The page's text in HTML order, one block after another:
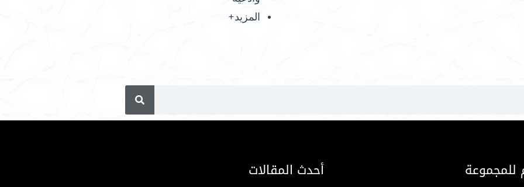
المزيد+
للمجموعة أحدث المقالات